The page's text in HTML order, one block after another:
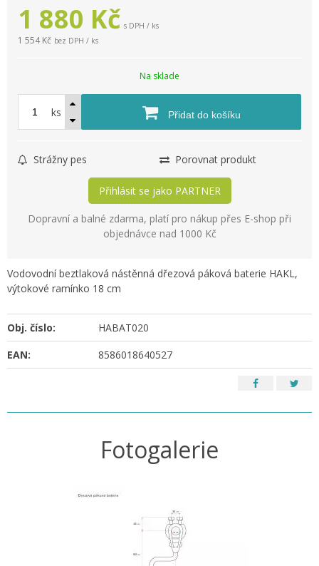
1 880 Kč s DPH / ks
1 554 Kč bez DPH / ks
Na sklade
ks Přidat do košíku
Strážny pes Porovnat produkt
Přihlásit se jako PARTNER
Dopravní a balné zdarma, platí pro nákup přes E-shop při
objednávce nad 1000 Kč
Vodovodní beztlaková nástěnná dřezová páková baterie HAKL,
výtokové ramínko 18 cm
Obj. číslo:
HABAT020
EAN:
8586018640527
Fotogalerie